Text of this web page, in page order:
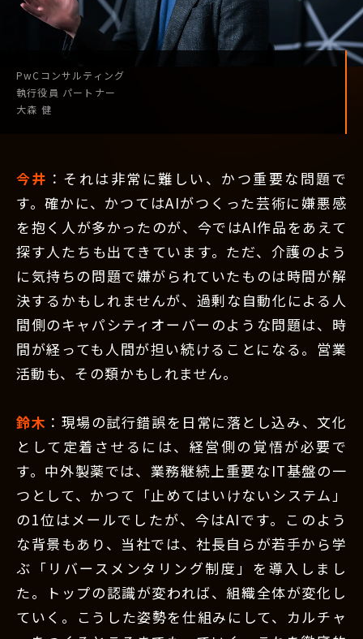
PwCコンサルティング
執行役員 パートナー
大森 健
今井 ：それは非常に難しい、かつ重要な問題で
す。確かに、かつてはAIがつくった芸術に嫌悪感
を抱く人が多かったのが、今ではAI作品をあえて
探す人たちも出てきています。ただ、介護のよう
に気持ちの問題で嫌がられていたものは時間が解
決するかもしれませんが、過剰な自動化による人
間側のキャパシティオーバーのような問題は、時
間が経っても人間が担い続けることになる。営業
活動も、その類かもしれません。
鈴木 ：現場の試行錯誤を日常に落とし込み、文化
として定着させるには、経営側の覚悟が必要で
す。中外製薬では、業務継続上重要なIT基盤の一
つとして、かつて「止めてはいけないシステム」
の1位はメールでしたが、今はAIです。このよう
な背景もあり、当社では、社長自らが若手から学
ぶ「リバースメンタリング制度」を導入しまし
た。トップの認識が変われば、組織全体が変化し
ていく。こうした姿勢を仕組みにして、カルチャ